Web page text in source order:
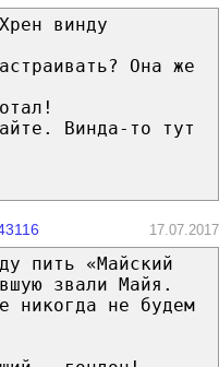
винду
Она же
Винда-то тут
17.07.2017
пить «Майский
звали Майя.
никогда не будем